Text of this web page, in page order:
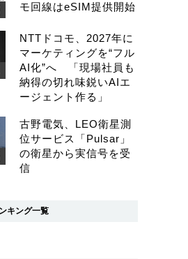
モ回線はeSIM提供開始
NTTドコモ、2027年に
マーケティングを“フル
AI化”へ 「現場社員も
納得の切れ味鋭いAIエ
ージェント作る」
古野電気、LEO衛星測
位サービス「Pulsar」
の衛星から実信号を受
信
キング一覧